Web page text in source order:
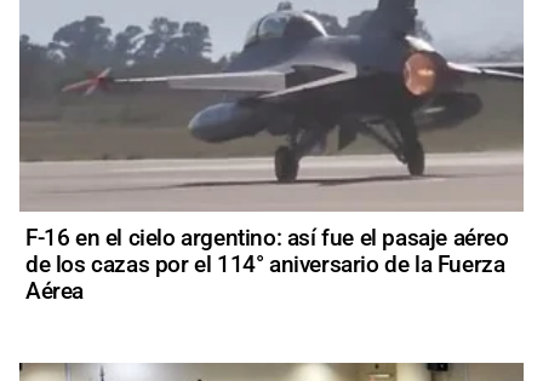
F-16 en el cielo argentino: así fue el pasaje aéreo
de los cazas por el 114° aniversario de la Fuerza
Aérea